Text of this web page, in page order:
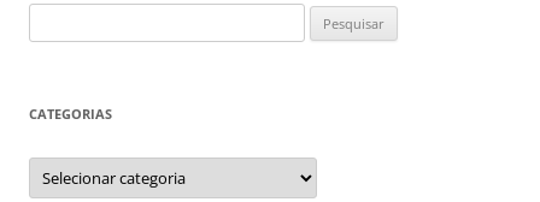
por:
CATEGORIAS
Categorias